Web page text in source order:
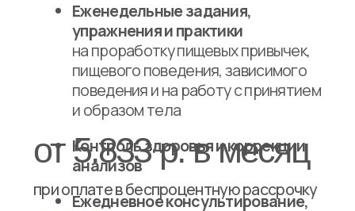
Елена Левченко
Читать оригинал
Здравствуйте, Мария! Хочу
выразить огромную
Он оказался невероятно
интересным и по-
настоящему …
Фитима
Читать оригинал
Благодарю вас, Мария!
Теперь понять, что
и почему. Наше
машина ни в чем …